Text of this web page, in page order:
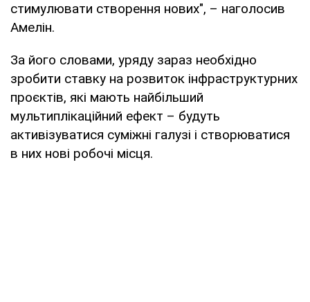
стимулювати створення нових", – наголосив
Амелін.
За його словами, уряду зараз необхідно
зробити ставку на розвиток інфраструктурних
проєктів, які мають найбільший
мультиплікаційний ефект – будуть
активізуватися суміжні галузі і створюватися
в них нові робочі місця.